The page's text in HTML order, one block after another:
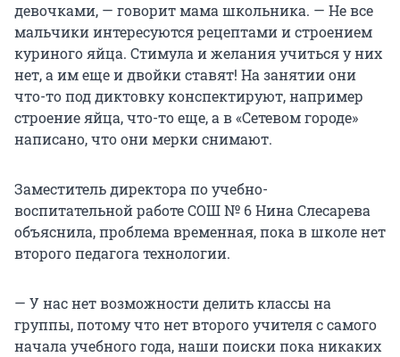
девочками, — говорит мама школьника. — Не все
мальчики интересуются рецептами и строением
куриного яйца. Стимула и желания учиться у них
нет, а им еще и двойки ставят! На занятии они
что-то под диктовку конспектируют, например
строение яйца, что-то еще, а в «Сетевом городе»
написано, что они мерки снимают.
Заместитель директора по учебно-
воспитательной работе СОШ № 6 Нина Слесарева
объяснила, проблема временная, пока в школе нет
второго педагога технологии.
— У нас нет возможности делить классы на
группы, потому что нет второго учителя с самого
начала учебного года, наши поиски пока никаких